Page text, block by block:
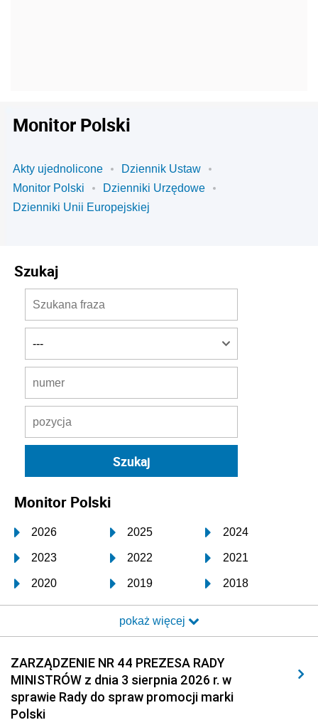
Monitor Polski
Akty ujednolicone
Dziennik Ustaw
Monitor Polski
Dzienniki Urzędowe
Dzienniki Unii Europejskiej
Szukaj
Monitor Polski
2026 2025 2024
2023 2022 2021
2020 2019 2018
2017 2016 2015
2014 2013 2012
2011 2010 2009
2008 2007 2006
2005
pokaż więcej
ZARZĄDZENIE NR 44 PREZESA RADY
MINISTRÓW z dnia 3 sierpnia 2026 r. w
sprawie Rady do spraw promocji marki
Polski